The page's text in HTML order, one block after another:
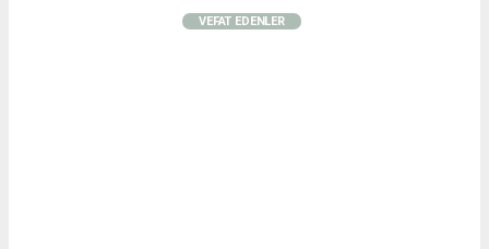
VEFAT EDENLER